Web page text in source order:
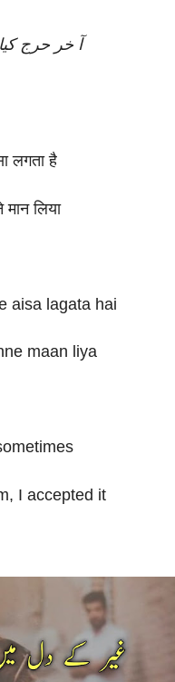
آ خر حرج
लगता है
लिया
aisa lagata hai
maan liya
I accepted it